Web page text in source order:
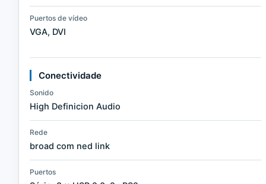
Puertos de vídeo
VGA, DVI
Conectividade
Sonido
High Definicion Audio
Rede
broad com ned link
Puertos